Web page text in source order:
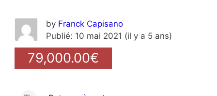
by Franck Capisano
Publié: 10 mai 2021 (il y a 5 ans)
79,000.00€